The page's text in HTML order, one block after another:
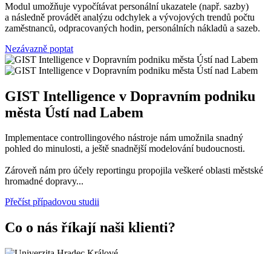
Modul umožňuje vypočítávat personální ukazatele (např. sazby)
a následně provádět analýzu odchylek a vývojových trendů počtu
zaměstnanců, odpracovaných hodin, personálních nákladů a sazeb.
Nezávazně poptat
GIST Intelligence v Dopravním podniku
města Ústí nad Labem
Implementace controllingového nástroje nám umožnila snadný
pohled do minulosti, a ještě snadnější modelování budoucnosti.
Zároveň nám pro účely reportingu propojila veškeré oblasti městské
hromadné dopravy...
Přečíst případovou studii
Co o nás říkají naši klienti?